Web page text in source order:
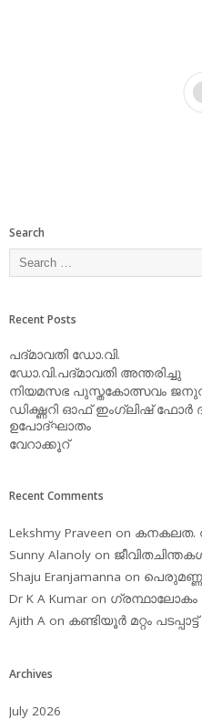
Search
Recent Posts
പദ്മാവതി ഡോ.വി.
ഡോ.വി.പദ്മാവതി അന്തരിച്ചു
നിയമസഭ പുസ്തകോത്സവം
ഡിക്ഷ്ണറി ഓഫ് ഇംഗ്ലിഷ് ഫോര്‍
ഉപോദ്ഘാതം
വേറാക്കൂറ്
Recent Comments
Lekshmy Praveen on കനകലത.
Sunny Alanoly on
Shaju Eranjamanna on
Dr K A Kumar on ഗ്രന്ഥാലോകം
Ajith A on കണ്ടിയൂര്‍ മറ്റം പടപ്പാട്ട്‌
Archives
July 2026